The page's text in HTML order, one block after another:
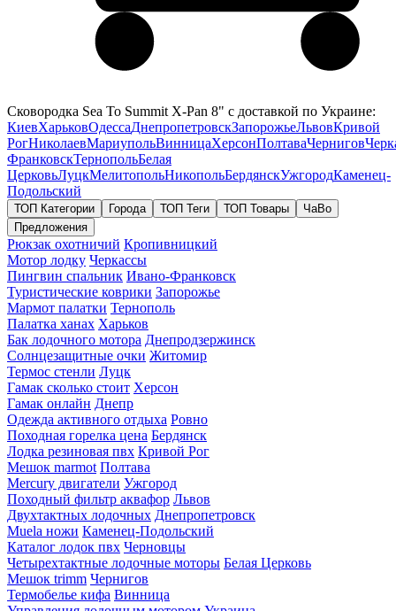
Сковородка Sea To Summit X-Pan 8" с доставкой по Украине:
КиевХарьковОдессаДнепропетровскЗапорожьеЛьвовКривой
РогНиколаевМариупольВинницаХерсонПолтаваЧернигов
ФранковскТернопольБелая
ЦерковьЛуцкМелитопольНикопольБердянскУжгородКаменец-
Подольский
ТОП Категории Города ТОП Теги ТОП Товары
ЧаВо
Предложения
Рюкзак охотничий Кропивницкий
Мотор лодку Черкассы
Пингвин спальник Ивано-Франковск
Туристические коврики Запорожье
Мармот палатки Тернополь
Палатка ханах Харьков
Бак лодочного мотора Днепродзержинск
Солнцезащитные очки Житомир
Термос стенли Луцк
Гамак сколько стоит Херсон
Гамак онлайн Днепр
Одежда активного отдыха Ровно
Походная горелка цена Бердянск
Лодка резиновая пвх Кривой Рог
Мешок marmot Полтава
Mercury двигатели Ужгород
Походный фильтр аквафор Львов
Двухтактных лодочных Днепропетровск
Muela ножи Каменец-Подольский
Каталог лодок пвх Черновцы
Четырехтактные лодочные моторы Белая Церковь
Мешок trimm Чернигов
Термобелье кифа Винница